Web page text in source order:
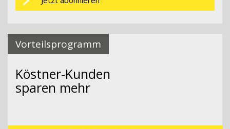
Vorteilsprogramm
Köstner-Kunden
sparen mehr